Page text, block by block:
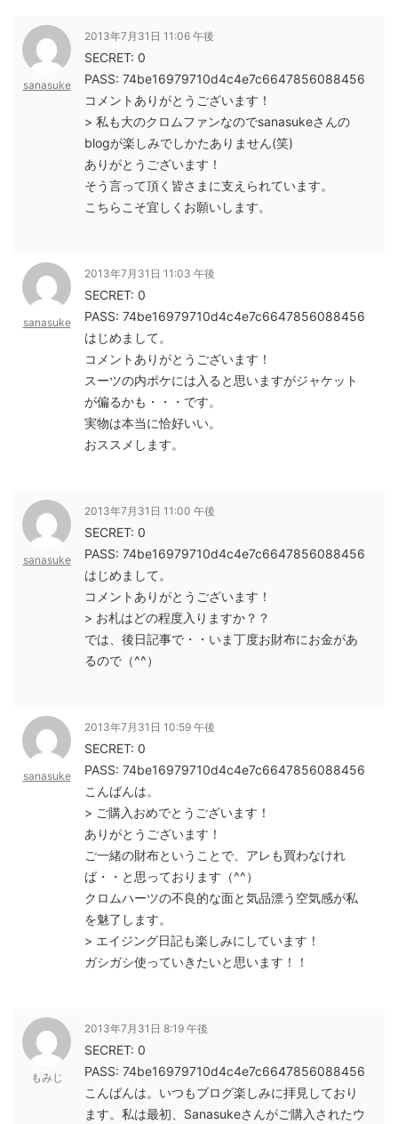
sanasuke
2013年7月31日 11:06 午後
SECRET: 0
PASS: 74be16979710d4c4e7c6647856088456
コメントありがとうございます！
> 私も大のクロムファンなのでsanasukeさんの
blogが楽しみでしかたありません(笑)
ありがとうございます！
そう言って頂く皆さまに支えられています。
こちらこそ宜しくお願いします。
sanasuke
2013年7月31日 11:03 午後
SECRET: 0
PASS: 74be16979710d4c4e7c6647856088456
はじめまして。
コメントありがとうございます！
スーツの内ポケには入ると思いますがジャケット
が偏るかも・・・です。
実物は本当に恰好いい。
おススメします。
sanasuke
2013年7月31日 11:00 午後
SECRET: 0
PASS: 74be16979710d4c4e7c6647856088456
はじめまして。
コメントありがとうございます！
> お札はどの程度入りますか？？
では、後日記事で・・いま丁度お財布にお金があ
るので（^^）
sanasuke
2013年7月31日 10:59 午後
SECRET: 0
PASS: 74be16979710d4c4e7c6647856088456
こんばんは。
> ご購入おめでとうございます！
ありがとうございます！
ご一緒の財布ということで、アレも買わなけれ
ば・・と思っております（^^）
クロムハーツの不良的な面と気品漂う空気感が私
を魅了します。
> エイジング日記も楽しみにしています！
ガシガシ使っていきたいと思います！！
もみじ
2013年7月31日 8:19 午後
SECRET: 0
PASS: 74be16979710d4c4e7c6647856088456
こんばんは。いつもブログ楽しみに拝見しており
ます。私は最初、Sanasukeさんがご購入されたウ